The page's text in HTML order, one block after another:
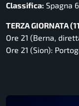
Classifica: Spagna
TERZA GIORNATA
Ore 21 (Berna,
Ore 21 (Sion):